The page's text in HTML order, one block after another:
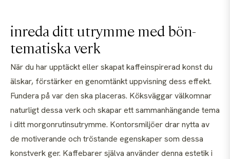
inreda ditt utrymme med bön-
tematiska verk
När du har upptäckt eller skapat kaffeinspirerad konst du
älskar, förstärker en genomtänkt uppvisning dess effekt.
Fundera på var den ska placeras. Köksväggar välkomnar
naturligt dessa verk och skapar ett sammanhängande tema
i ditt morgonrutinsutrymme. Kontorsmiljöer drar nytta av
de motiverande och tröstande egenskaper som dessa
konstverk ger. Kaffebarer själva använder denna estetik i